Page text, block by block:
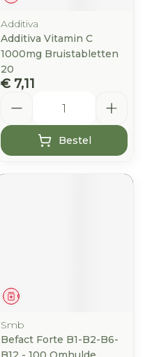
Additiva
Additiva Vitamin C
1000mg Bruistabletten
20
€ 7,11
Bestel
Geneesmiddel
Smb
Befact Forte B1-B2-B6-